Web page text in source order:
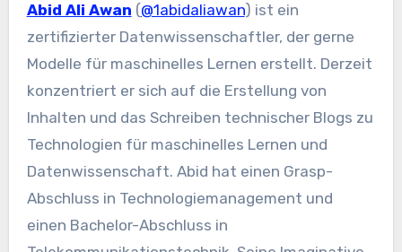
Abid Ali Awan (@1abidaliawan) ist ein
zertifizierter Datenwissenschaftler, der gerne
Modelle für maschinelles Lernen erstellt. Derzeit
konzentriert er sich auf die Erstellung von
Inhalten und das Schreiben technischer Blogs zu
Technologien für maschinelles Lernen und
Datenwissenschaft. Abid hat einen Grasp-
Abschluss in Technologiemanagement und
einen Bachelor-Abschluss in